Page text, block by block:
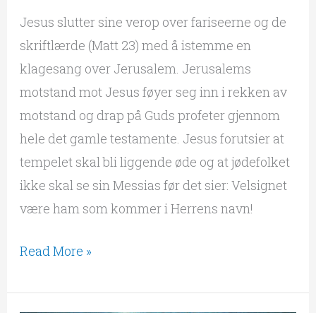
Jesus slutter sine verop over fariseerne og de
skriftlærde (Matt 23) med å istemme en
klagesang over Jerusalem. Jerusalems
motstand mot Jesus føyer seg inn i rekken av
motstand og drap på Guds profeter gjennom
hele det gamle testamente. Jesus forutsier at
tempelet skal bli liggende øde og at jødefolket
ikke skal se sin Messias før det sier: Velsignet
være ham som kommer i Herrens navn!
Read More »